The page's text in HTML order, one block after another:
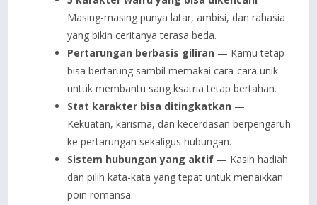
Masing-masing punya latar, ambisi, dan rahasia
yang bikin ceritanya terasa beda.
Pertarungan berbasis giliran — Kamu tetap
bisa bertarung sambil memakai cara-cara unik
untuk membantu sang ksatria tetap bertahan.
Stat karakter bisa ditingkatkan —
Kekuatan, karisma, dan kecerdasan berpengaruh
ke pertarungan sekaligus hubungan.
Sistem hubungan yang aktif — Kasih hadiah
dan pilih kata-kata yang tepat untuk menaikkan
poin romansa.